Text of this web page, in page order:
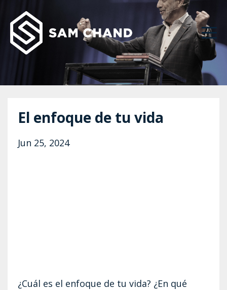
El enfoque de tu vida
Jun 25, 2024
¿Cuál es el enfoque de tu vida? ¿En qué